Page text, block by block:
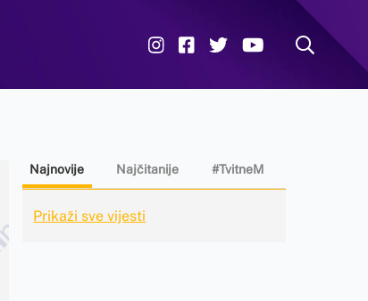
Najnovije Najčitanije #TvitneM
Prikaži sve vijesti